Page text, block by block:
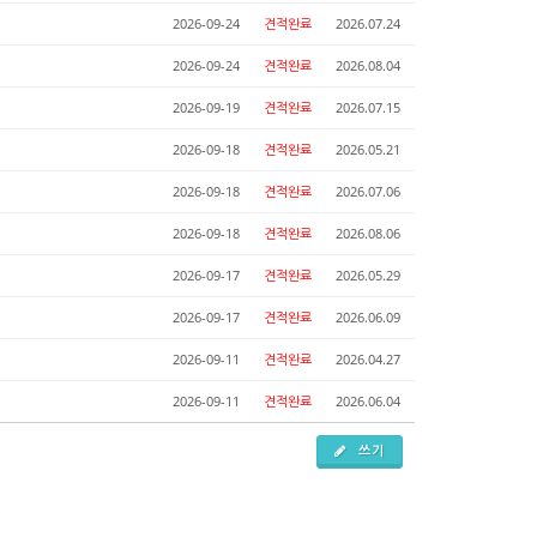
2026-09-24 견적완료 2026.07.24
2026-09-24 견적완료 2026.08.04
2026-09-19 견적완료 2026.07.15
2026-09-18 견적완료 2026.05.21
2026-09-18 견적완료 2026.07.06
2026-09-18 견적완료 2026.08.06
2026-09-17 견적완료 2026.05.29
2026-09-17 견적완료 2026.06.09
2026-09-11 견적완료 2026.04.27
2026-09-11 견적완료 2026.06.04
쓰기